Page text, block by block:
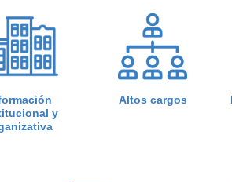
y
Altos cargos